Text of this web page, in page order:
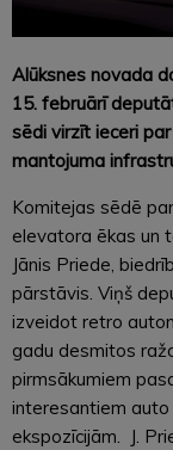
Alūksnes novada
15. februārī
sēdi virzīt ieceri
mantojuma
Komitejas sēdē
elevatora ēkas un
Jānis Priede,
pārstāvis. Viņš
izveidot retro
gadu desmitos
pirmsākumiem
interesantiem
ekspozīcijām. J.